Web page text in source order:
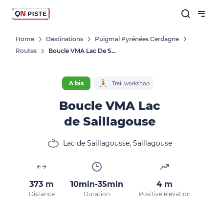
New destinations, routes, challenges,
races, don't miss a thing!
By entering your email address, you agree to
with our
privacy policy.
Home Destinations
Puigmal Pyrénées Cerdagne
Routes
Boucle VMA Lac De Saillagouse
A bis Trail workshop
Boucle VMA Lac
de Saillagouse
Lac de Saillagousse, Saillagouse
373 m
Distance
10min-35min
Duration
4 m
Positive elevation